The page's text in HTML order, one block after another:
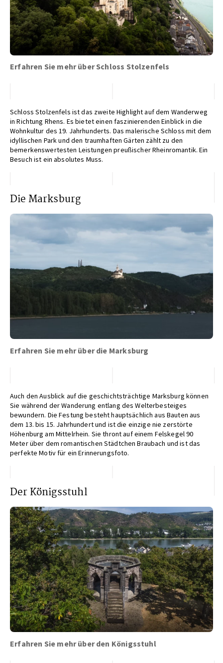
Erfahren Sie mehr über Schloss Stolzenfels
Schloss Stolzenfels ist das zweite Highlight auf dem Wanderweg
in Richtung Rhens. Es bietet einen faszinierenden Einblick in die
Wohnkultur des 19. Jahrhunderts. Das malerische Schloss mit dem
idyllischen Park und den traumhaften Gärten zählt zu den
bemerkenswertesten Leistungen preußischer Rheinromantik. Ein
Besuch ist ein absolutes Muss.
Die Marksburg
Erfahren Sie mehr über die Marksburg
Auch den Ausblick auf die geschichtsträchtige Marksburg können
Sie während der Wanderung entlang des Welterbesteiges
bewundern. Die Festung besteht hauptsächlich aus Bauten aus
dem 13. bis 15. Jahrhundert und ist die einzige nie zerstörte
Höhenburg am Mittelrhein. Sie thront auf einem Felskegel 90
Meter über dem romantischen Städtchen Braubach und ist das
perfekte Motiv für ein Erinnerungsfoto.
Der Königsstuhl
Erfahren Sie mehr über den Königsstuhl